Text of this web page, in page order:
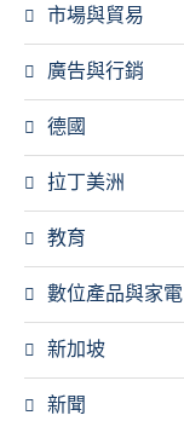
市場與貿易
廣告與行銷
德國
拉丁美洲
教育
數位產品與家電
新加坡
新聞